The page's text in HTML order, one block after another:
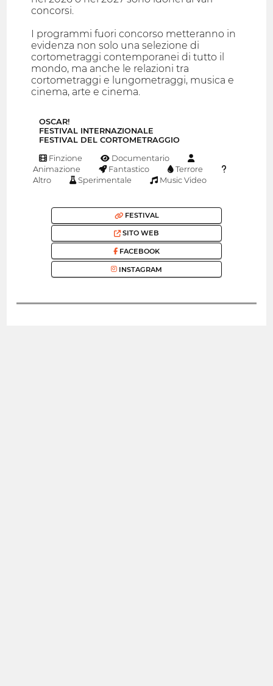
concorsi.
I programmi fuori concorso metteranno in
evidenza non solo una selezione di
cortometraggi contemporanei di tutto il
mondo, ma anche le relazioni tra
cortometraggi e lungometraggi, musica e
cinema, arte e cinema.
OSCAR!
FESTIVAL INTERNAZIONALE
FESTIVAL DEL CORTOMETRAGGIO
Finzione
Documentario
Animazione
Fantastico
Terrore
Altro
Sperimentale Music Video
FESTIVAL
SITO WEB
FACEBOOK
INSTAGRAM